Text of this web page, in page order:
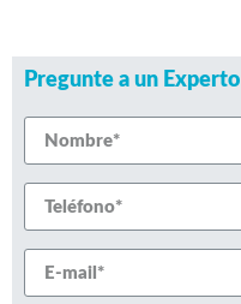
Pregunte a un Experto